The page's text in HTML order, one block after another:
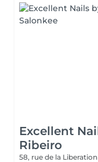
Excellent
Ribeiro
58, rue de la Liberation